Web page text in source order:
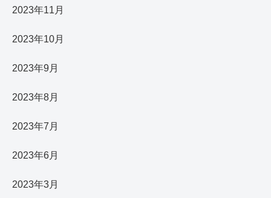
2023年11月
2023年10月
2023年9月
2023年8月
2023年7月
2023年6月
2023年3月